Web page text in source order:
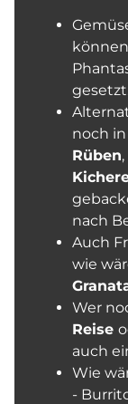
noch in
Rüben,
nach
Auch
wie
Wer
Reise
auch
Wie
-